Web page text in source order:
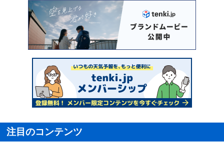
注目のコンテンツ